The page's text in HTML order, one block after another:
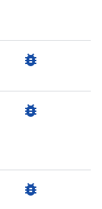
bug_report
bug_report
bug_report